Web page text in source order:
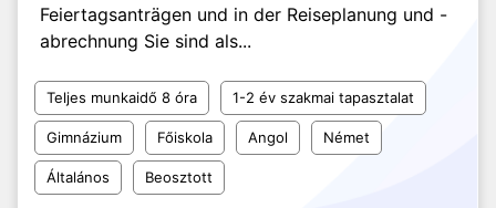
Feiertagsanträgen und in der Reiseplanung und -
abrechnung Sie sind als...
Teljes munkaidő 8 óra 1-2 év szakmai tapasztalat
Gimnázium Főiskola Angol Német
Általános Beosztott